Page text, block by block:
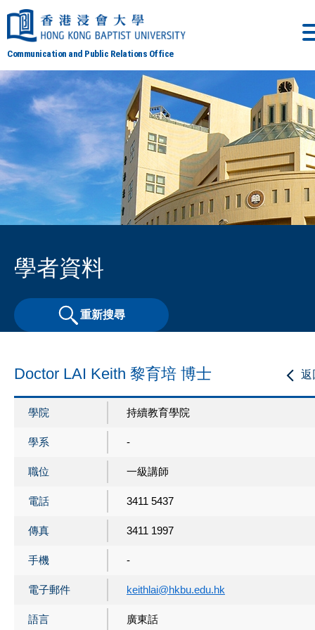
Communication and Public Relations Office
學者資料
重新搜尋
返
Doctor LAI Keith 黎育培 博士
學院 持續教育學院
學系 -
職位 一級講師
電話 3411 5437
傳真 3411 1997
手機 -
電子郵件 keithlai@hkbu.edu.hk
語言 廣東話